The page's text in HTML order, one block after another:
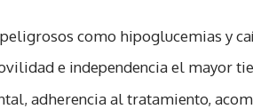
como hipoglucemias y
e independencia el mayor
adherencia al tratamiento,